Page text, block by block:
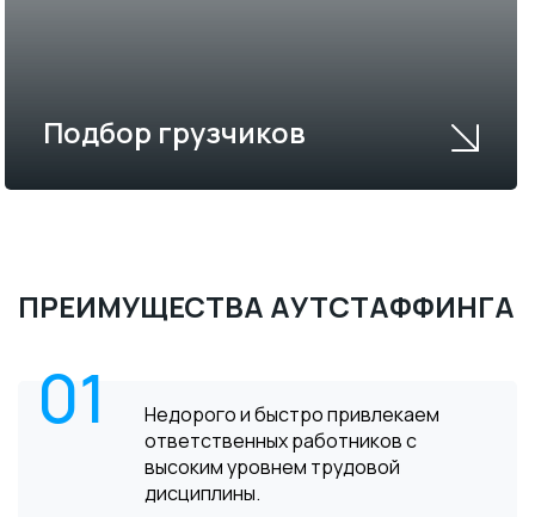
Подбор грузчиков
ПРЕИМУЩЕСТВА АУТСТАФФИНГА
01
Недорого и быстро привлекаем
ответственных работников с
высоким уровнем трудовой
дисциплины.